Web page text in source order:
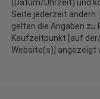
(Datum/Uhrzeit) und
Seite jederzeit ändern.
gelten die Angaben zu
Kaufzeitpunkt [auf
Website(s)] angezeigt